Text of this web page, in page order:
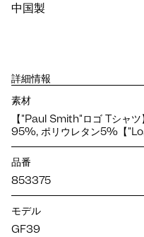
中国製
詳細情報
素材
【"Paul Smith"ロゴ Tシャ
95%, ポリウレタン5%【
品番
853375
モデル
GF39